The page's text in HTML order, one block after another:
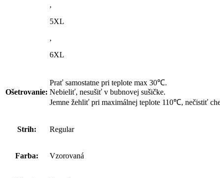
,
5XL
,
6XL
Ošetrovanie:
Prať samostatne pri teplote max 30℃.
Nebieliť, nesušiť v bubnovej sušičke.
Jemne žehliť pri maximálnej teplote 110℃, nečistiť
Strih: Regular
Farba: Vzorovaná